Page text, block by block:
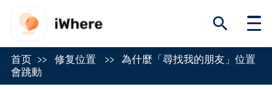
首页 修复位置
為什麼「尋找我的朋友」位置
會跳動